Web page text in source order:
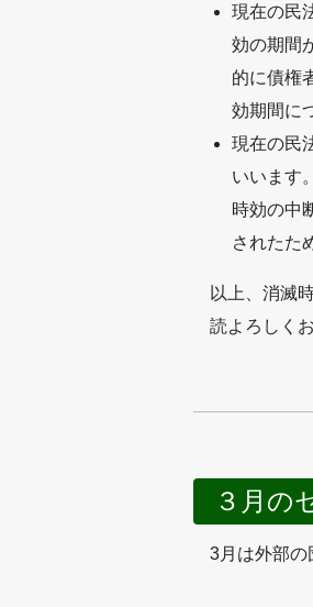
現在の民
効の期間
的に債権
効期間に
現在の民
いいます
時効の中
されたた
以上、消滅
読よろしく
３月の
3月は外部の